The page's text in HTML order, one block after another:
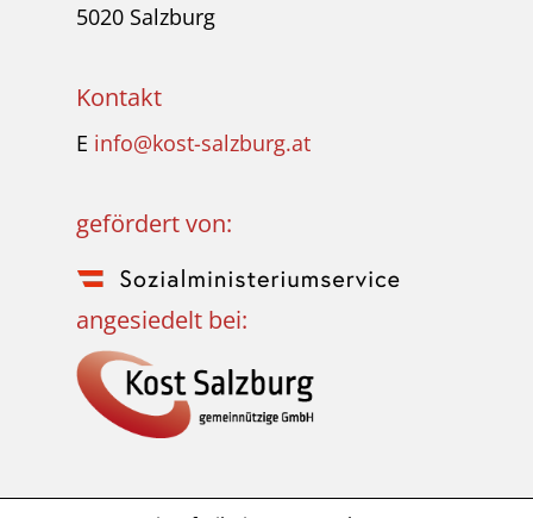
5020 Salzburg
Kontakt
E info@kost-salzburg.at
gefördert von:
angesiedelt bei: